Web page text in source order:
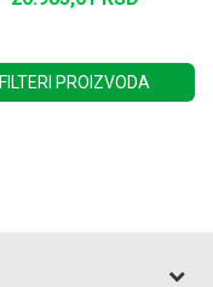
FILTERI PROIZVODA